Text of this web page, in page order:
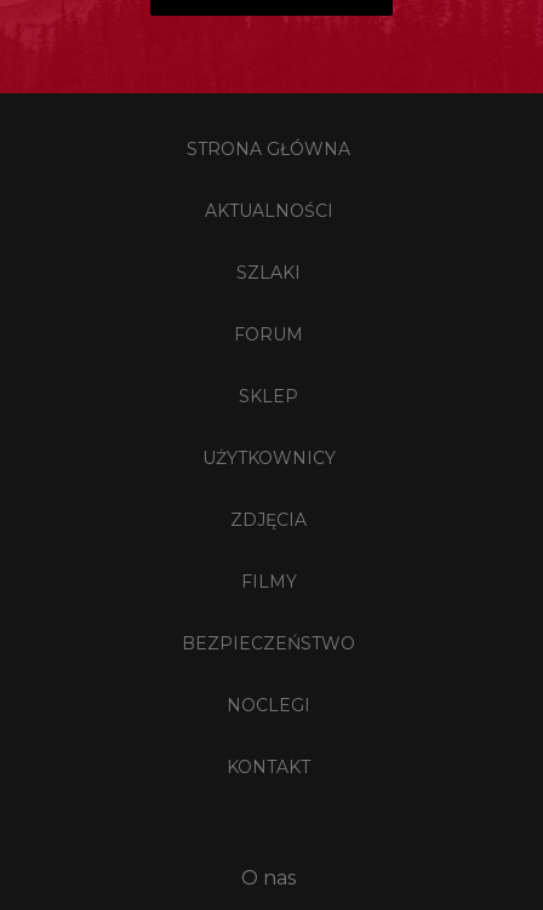
STRONA GŁÓWNA
AKTUALNOŚCI
SZLAKI
FORUM
SKLEP
UŻYTKOWNICY
ZDJĘCIA
FILMY
BEZPIECZEŃSTWO
NOCLEGI
KONTAKT
O nas